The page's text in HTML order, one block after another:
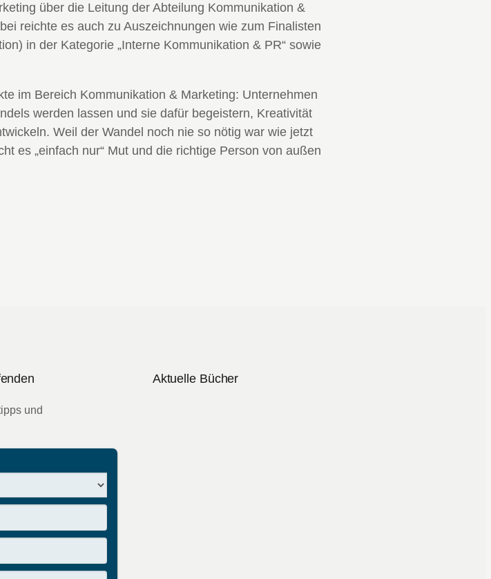
über die Leitung der Abteilung Kommunikation &
reichte es auch zu Auszeichnungen wie zum Finalisten
in der Kategorie „Interne Kommunikation & PR“ sowie
im Bereich Kommunikation & Marketing: Unternehmen
werden lassen und sie dafür begeistern, Kreativität
Weil der Wandel noch nie so nötig war wie jetzt
es „einfach nur“ Mut und die richtige Person von außen
und
Aktuelle Bücher